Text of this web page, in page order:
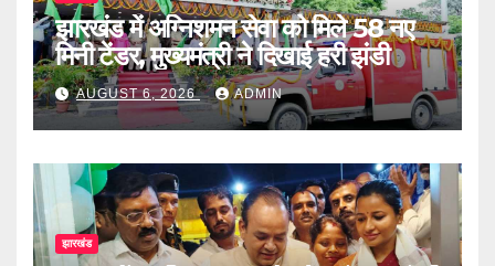
झारखंड में अग्निशमन सेवा को मिले 58 नए
मिनी टेंडर, मुख्यमंत्री ने दिखाई हरी झंडी
AUGUST 6, 2026 ADMIN
झारखंड